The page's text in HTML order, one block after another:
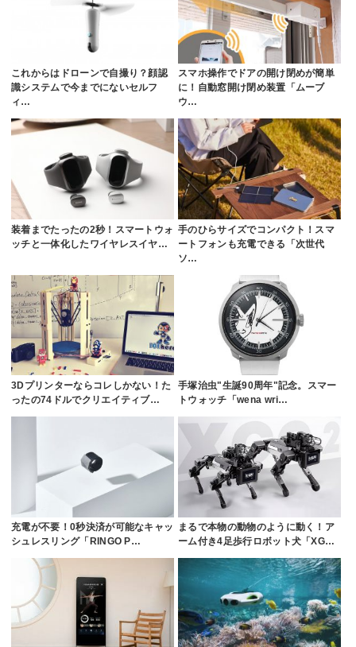
これからはドローンで自撮り？顔認
識システムで今までにないセルフ
ィ…
スマホ操作でドアの開け閉めが簡単
に！自動窓開け閉め装置「ムーブ
ウ…
装着までたったの2秒！スマートウォ
ッチと一体化したワイヤレスイヤ…
手のひらサイズでコンパクト！スマ
ートフォンも充電できる「次世代
ソ…
3Dプリンターならコレしかない！た
ったの74ドルでクリエイティブ…
手塚治虫"生誕90周年"記念。スマー
トウォッチ「wena wri…
充電が不要！0秒決済が可能なキャッ
シュレスリング「RINGO P…
まるで本物の動物のように動く！ア
ーム付き4足歩行ロボット犬「XG…